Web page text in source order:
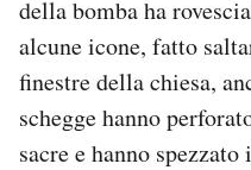
della bomba ha
alcune icone, fatto
finestre della chiesa,
schegge hanno
sacre e hanno